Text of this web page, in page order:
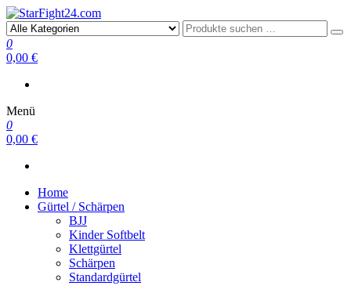
StarFight24.com
Kampfsportartikel
0
0,00 €
Menü
0
0,00 €
Home
Gürtel / Schärpen
BJJ
Kinder Softbelt
Klettgürtel
Schärpen
Standardgürtel